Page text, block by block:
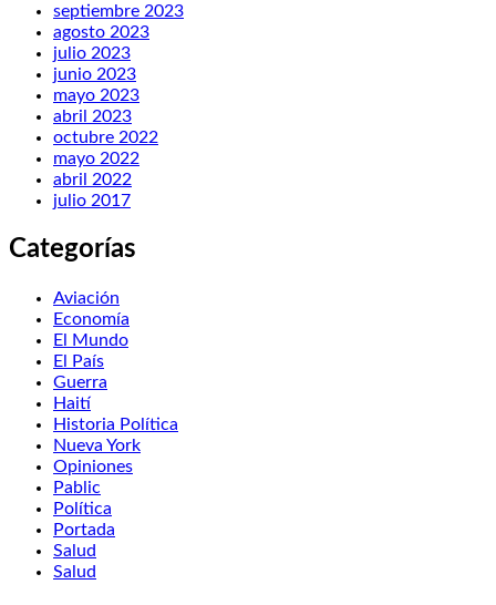
septiembre 2023
agosto 2023
julio 2023
junio 2023
mayo 2023
abril 2023
octubre 2022
mayo 2022
abril 2022
julio 2017
Categorías
Aviación
Economía
El Mundo
El País
Guerra
Haití
Historia Política
Nueva York
Opiniones
Pablic
Política
Portada
Salud
Salud